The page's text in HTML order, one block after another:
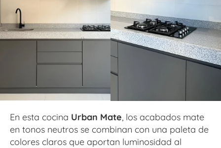
En esta cocina Urban Mate, los acabados mate
en tonos neutros se combinan con una paleta de
colores claros que aportan luminosidad al